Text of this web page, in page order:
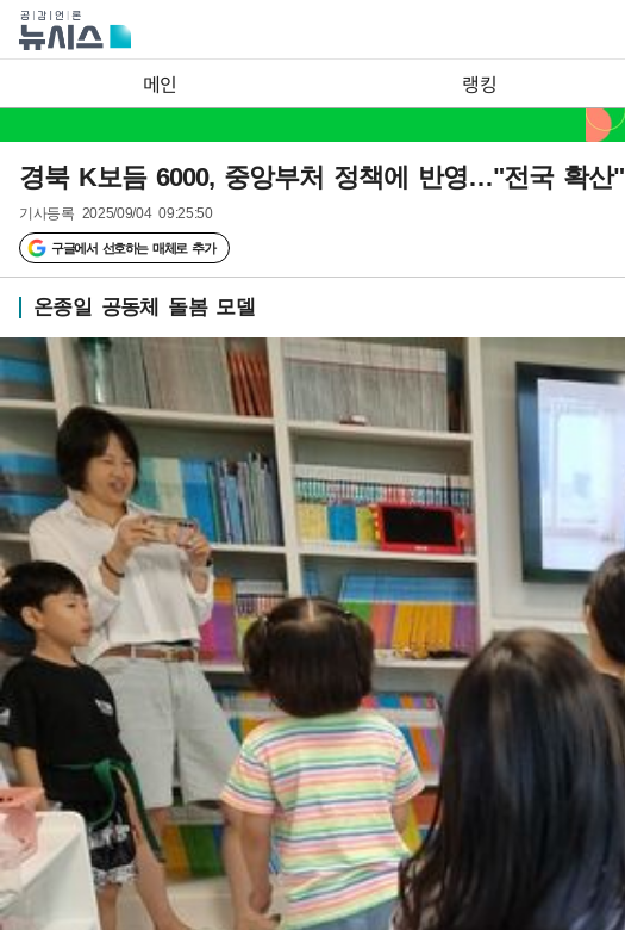
메인 랭킹
경북 K보듬 6000, 중앙부처 정책에 반영…"전국 확산"
기사등록 2025/09/04 09:25:50
구글에서 선호하는 매체로 추가
온종일 공동체 돌봄 모델